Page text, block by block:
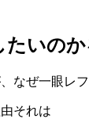
いの
なぜ一眼レ
それは